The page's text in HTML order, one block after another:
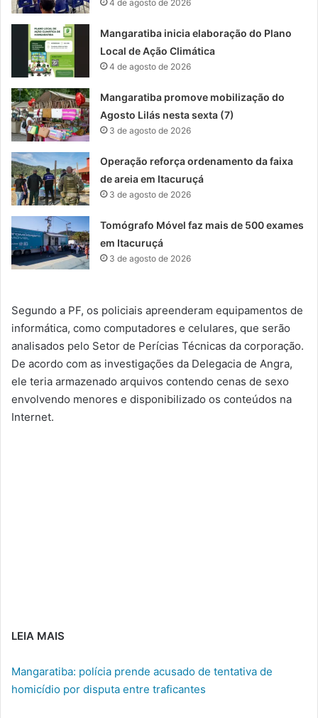
4 de agosto de 2026
Mangaratiba inicia elaboração do Plano
Local de Ação Climática
4 de agosto de 2026
Mangaratiba promove mobilização do
Agosto Lilás nesta sexta (7)
3 de agosto de 2026
Operação reforça ordenamento da faixa
de areia em Itacuruçá
3 de agosto de 2026
Tomógrafo Móvel faz mais de 500 exames
em Itacuruçá
3 de agosto de 2026
Segundo a PF, os policiais apreenderam equipamentos de
informática, como computadores e celulares, que serão
analisados pelo Setor de Perícias Técnicas da corporação.
De acordo com as investigações da Delegacia de Angra,
ele teria armazenado arquivos contendo cenas de sexo
envolvendo menores e disponibilizado os conteúdos na
Internet.
LEIA MAIS
Mangaratiba: polícia prende acusado de tentativa de
homicídio por disputa entre traficantes